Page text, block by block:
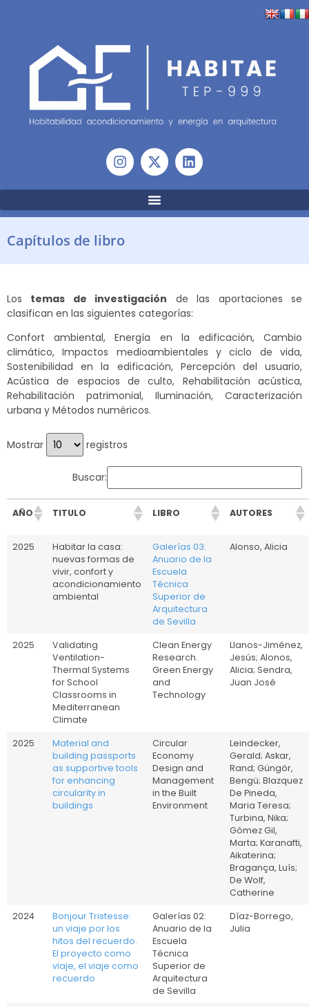
Capítulos de libro
Los temas de investigación de las aportaciones se
clasifican en las siguientes categorías:
Confort ambiental, Energía en la edificación, Cambio
climático, Impactos medioambientales y ciclo de vida,
Sostenibilidad en la edificación, Percepción del usuario,
Acústica de espacios de culto, Rehabilitación acústica,
Rehabilitación patrimonial, Iluminación, Caracterización
urbana y Métodos numéricos.
Mostrar registros
Buscar:
AÑO TITULO LIBRO AUTORES
2025
Habitar la casa:
nuevas formas de
vivir, confort y
acondicionamiento
ambiental
Galerías 03:
Anuario de la
Escuela
Técnica
Superior de
Arquitectura
de Sevilla
Alonso, Alicia
2025
Validating
Ventilation-
Thermal Systems
for School
Classrooms in
Mediterranean
Climate
Clean Energy
Research.
Green Energy
and
Technology
Llanos-Jiménez,
Jesús; Alonos,
Alicia; Sendra,
Juan José
2025
Material and
building passports
as supportive tools
for enhancing
circularity in
buildings
Circular
Economy
Design and
Management
in the Built
Environment
Leindecker,
Gerald; Askar,
Rand; Güngör,
Bengü; Blazquez
De Pineda,
Maria Teresa;
Turbina, Nika;
Gómez Gil,
Marta; Karanafti,
Aikaterina;
Bragança, Luís;
De Wolf,
Catherine
2024
Bonjour Tristesse:
un viaje por los
hitos del recuerdo.
El proyecto como
viaje, el viaje como
recuerdo
Galerías 02:
Anuario de la
Escuela
Técnica
Superior de
Arquitectura
de Sevilla
Díaz-Borrego,
Julia